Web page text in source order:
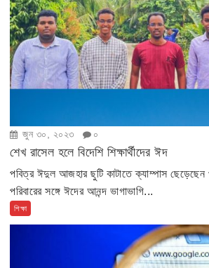
জুন ৩০, ২০২৩ ০
শেখ রাসেল হলে বিদেশি শিক্ষার্থীদের ঈদ
পবিত্র ঈদুল আজহার ছুটি কাটাতে ক্যাম্পাস ছেড়েছেন
পরিবারের সঙ্গে ঈদের আনন্দ ভাগাভাগি...
শিক্ষা